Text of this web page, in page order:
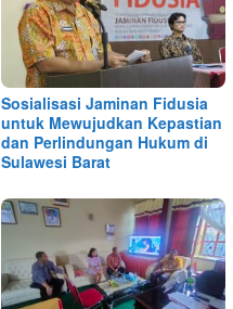
Sosialisasi Jaminan Fidusia
untuk Mewujudkan Kepastian
dan Perlindungan Hukum di
Sulawesi Barat